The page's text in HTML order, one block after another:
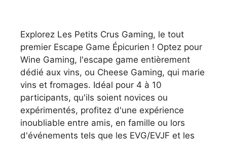
Explorez Les Petits Crus Gaming, le tout
premier Escape Game Épicurien ! Optez pour
Wine Gaming, l'escape game entièrement
dédié aux vins, ou Cheese Gaming, qui marie
vins et fromages. Idéal pour 4 à 10
participants, qu'ils soient novices ou
expérimentés, profitez d'une expérience
inoubliable entre amis, en famille ou lors
d'événements tels que les EVG/EVJF et les